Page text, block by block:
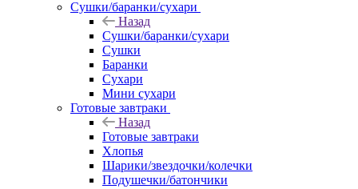
Сушки/баранки/сухари
Назад
Сушки/баранки/сухари
Сушки
Баранки
Сухари
Мини сухари
Готовые завтраки
Назад
Готовые завтраки
Хлопья
Шарики/звездочки/колечки
Подушечки/батончики